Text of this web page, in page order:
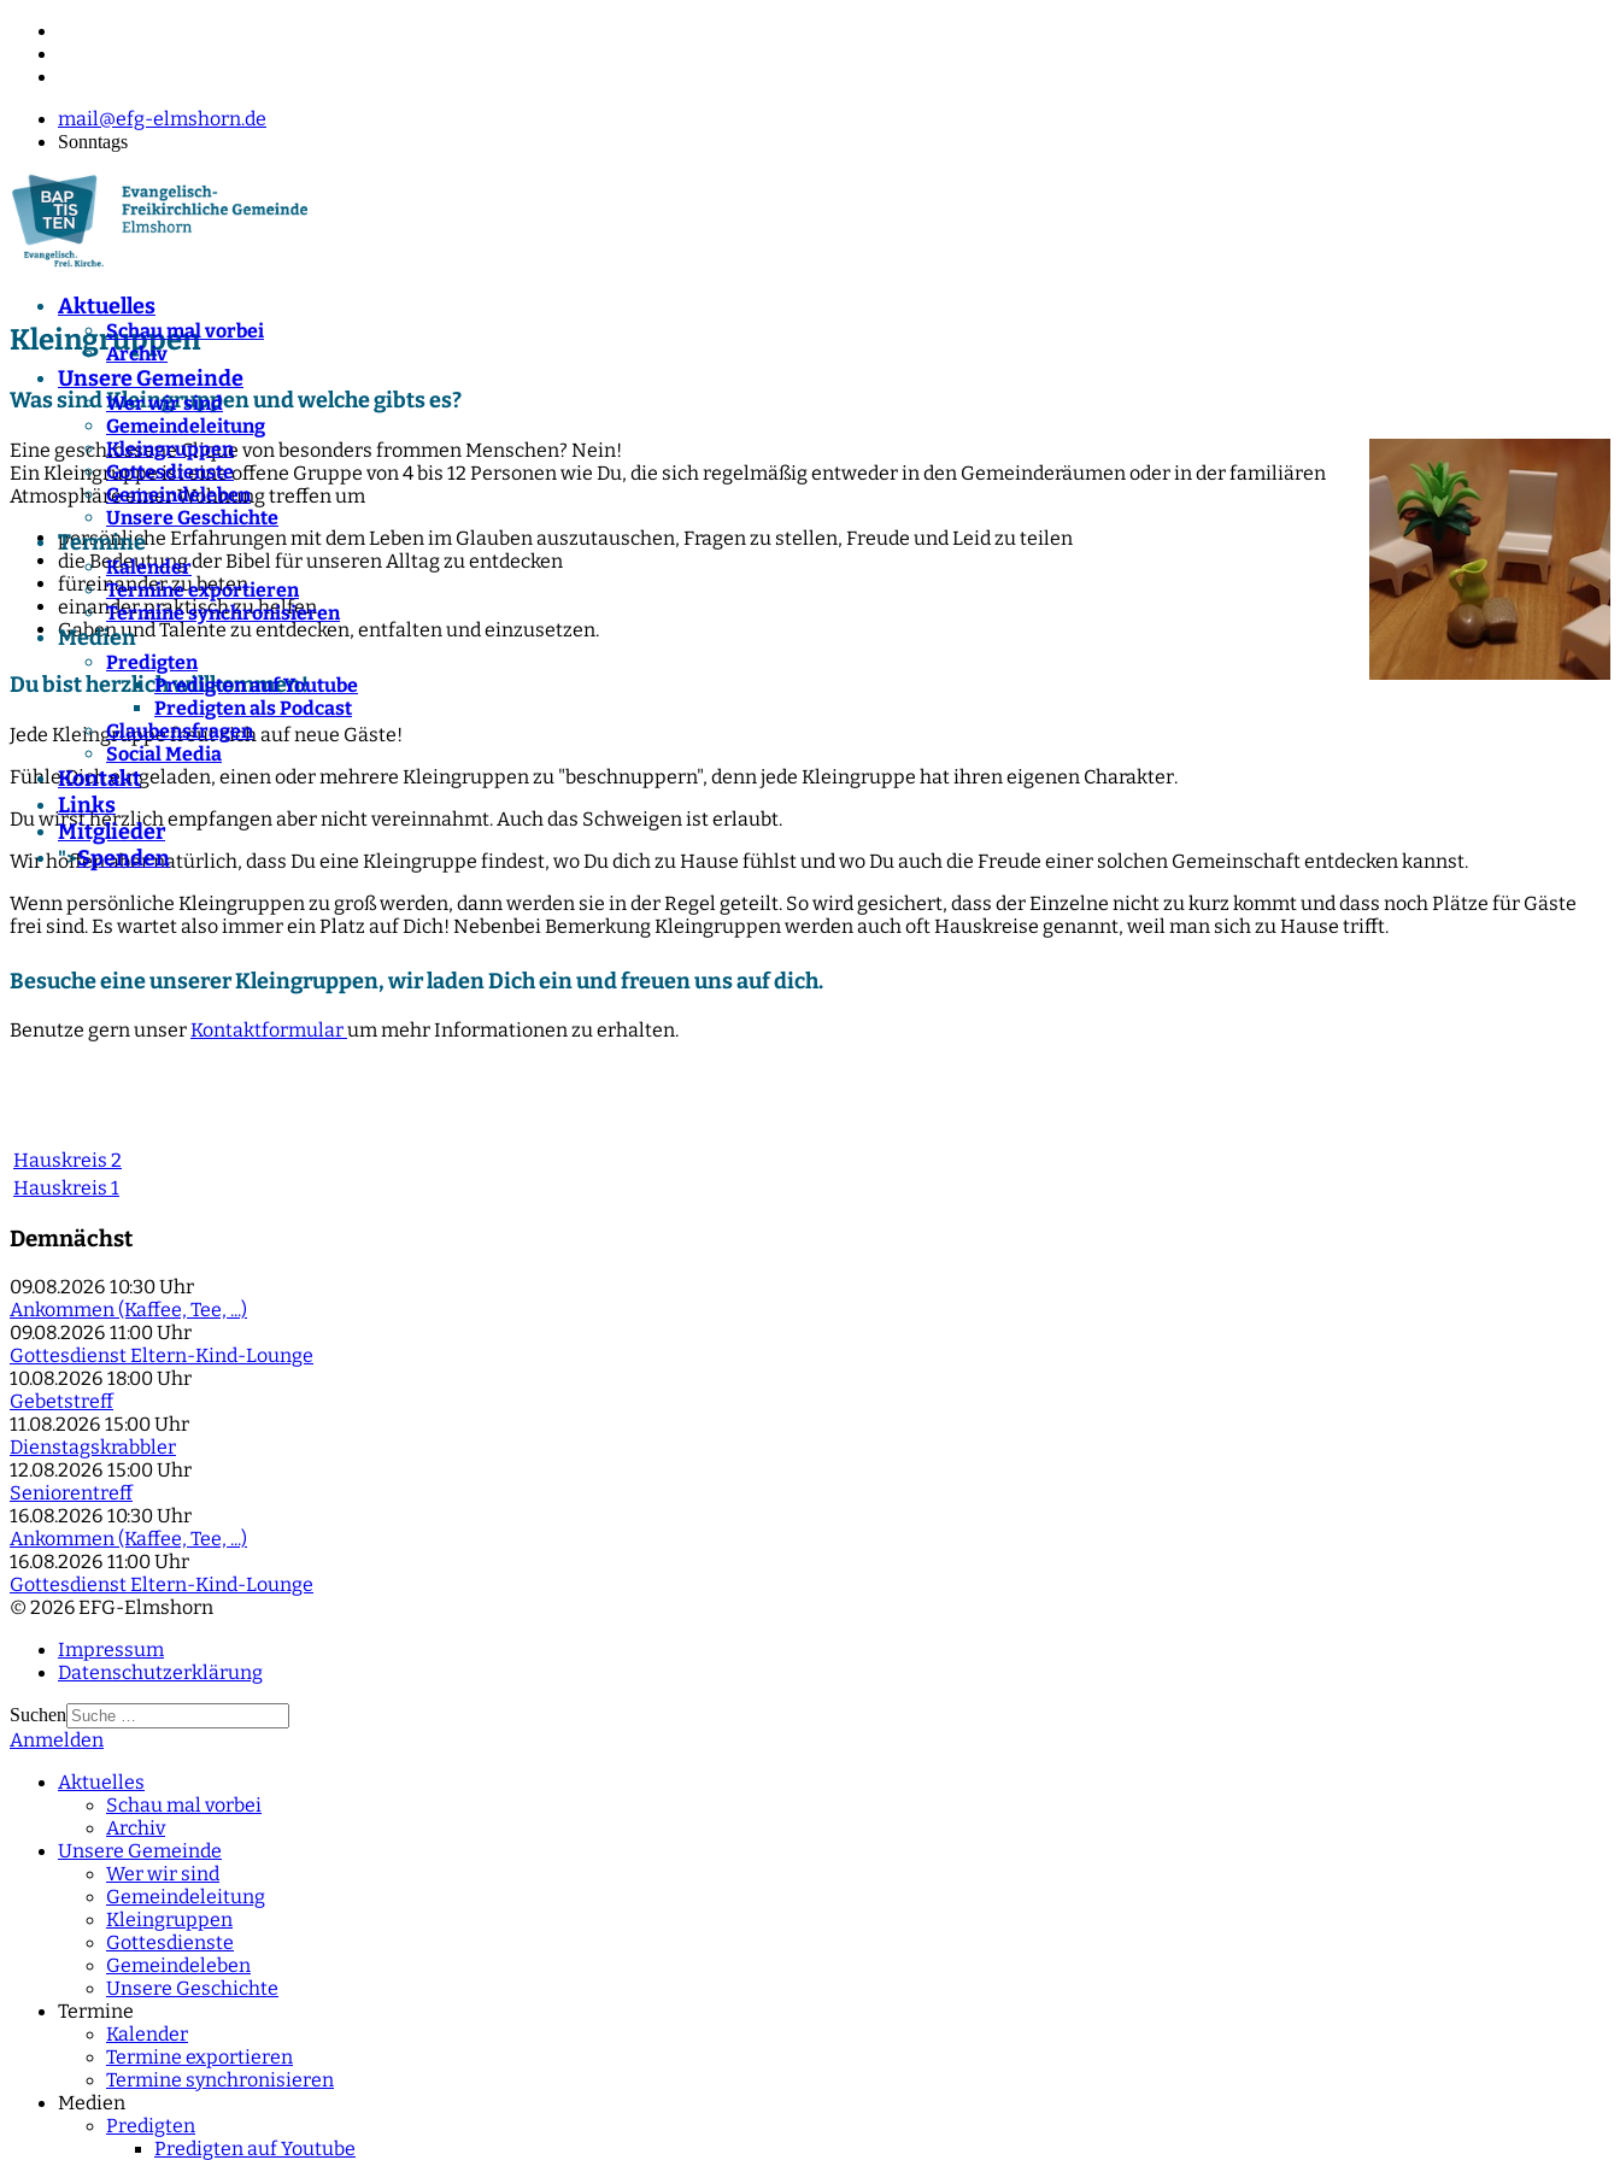
mail@efg-elmshorn.de
Sonntags
Aktuelles
Schau mal vorbei
Archiv
Unsere Gemeinde
Wer wir sind
Gemeindeleitung
Kleingruppen
Gottesdienste
Gemeindeleben
Unsere Geschichte
Termine
Kalender
Termine exportieren
Termine synchronisieren
Medien
Predigten
Predigten auf Youtube
Predigten als Podcast
Glaubensfragen
Social Media
Kontakt
Links
Mitglieder
">Spenden
Kleingruppen
Was sind Kleingruppen und welche gibts es?
Eine geschlossene Clique von besonders frommen Menschen? Nein!
Ein Kleingruppe ist eine offene Gruppe von 4 bis 12 Personen wie Du, die sich regelmäßig entweder in den Gemeinderäumen oder in der familiären
Atmosphäre einer Wohnung treffen um
persönliche Erfahrungen mit dem Leben im Glauben auszutauschen, Fragen zu stellen, Freude und Leid zu teilen
die Bedeutung der Bibel für unseren Alltag zu entdecken
füreinander zu beten
einander praktisch zu helfen
Gaben und Talente zu entdecken, entfalten und einzusetzen.
Du bist herzlich willkommen!
Jede Kleingruppe freut sich auf neue Gäste!
Fühle Dich eingeladen, einen oder mehrere Kleingruppen zu "beschnuppern", denn jede Kleingruppe hat ihren eigenen Charakter.
Du wirst herzlich empfangen aber nicht vereinnahmt. Auch das Schweigen ist erlaubt.
Wir hoffen aber natürlich, dass Du eine Kleingruppe findest, wo Du dich zu Hause fühlst und wo Du auch die Freude einer solchen Gemeinschaft entdecken kannst.
Wenn persönliche Kleingruppen zu groß werden, dann werden sie in der Regel geteilt. So wird gesichert, dass der Einzelne nicht zu kurz kommt und dass noch Plätze für Gäste
frei sind.Es wartet also immer ein Platz auf Dich! Nebenbei Bemerkung Kleingruppen werden auch oft Hauskreise genannt, weil man sich zu Hause trifft.
Besuche eine unserer Kleingruppen, wir laden Dich ein und freuen uns auf dich.
Benutze gern unserKontaktformularum mehr Informationen zu erhalten.
Hauskreis 2
Hauskreis 1
Demnächst
09.08.2026 10:30 Uhr
Ankommen (Kaffee, Tee, ...)
09.08.2026 11:00 Uhr
Gottesdienst Eltern-Kind-Lounge
10.08.2026 18:00 Uhr
Gebetstreff
11.08.2026 15:00 Uhr
Dienstagskrabbler
12.08.2026 15:00 Uhr
Seniorentreff
16.08.2026 10:30 Uhr
Ankommen (Kaffee, Tee, ...)
16.08.2026 11:00 Uhr
Gottesdienst Eltern-Kind-Lounge
© 2026 EFG-Elmshorn
Impressum
Datenschutzerklärung
Suchen
Type 2 or more
Anmelden
Aktuelles
Schau mal vorbei
Archiv
Unsere Gemeinde
Wer wir sind
Gemeindeleitung
Kleingruppen
Gottesdienste
Gemeindeleben
Unsere Geschichte
Termine
Kalender
Termine exportieren
Termine synchronisieren
Medien
Predigten
Predigten auf Youtube